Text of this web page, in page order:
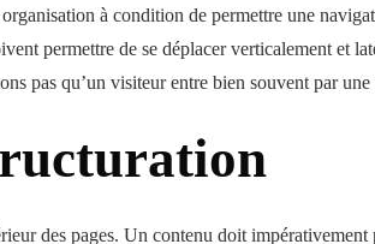
à condition de permettre une
permettre de se déplacer verticalement et
pas qu’un visiteur entre bien souvent par
des pages. Un contenu doit